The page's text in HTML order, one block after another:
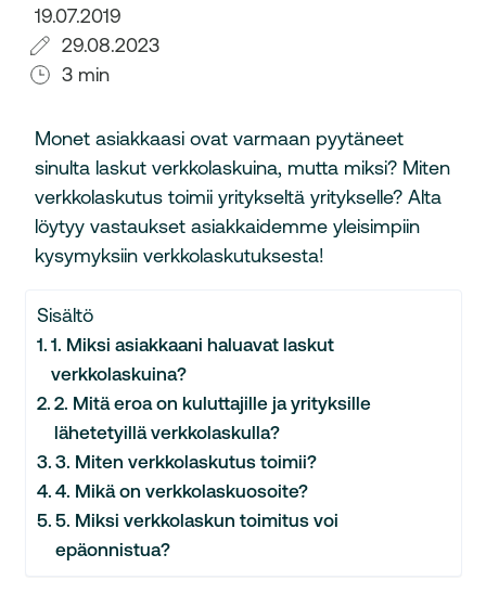
19.07.2019
29.08.2023
3 min
Monet asiakkaasi ovat varmaan pyytäneet
sinulta laskut verkkolaskuina, mutta miksi? Miten
verkkolaskutus toimii yritykseltä yritykselle? Alta
löytyy vastaukset asiakkaidemme yleisimpiin
kysymyksiin verkkolaskutuksesta!
Sisältö
1. Miksi asiakkaani haluavat laskut
verkkolaskuina?
2. Mitä eroa on kuluttajille ja yrityksille
lähetetyillä verkkolaskulla?
3. Miten verkkolaskutus toimii?
4. Mikä on verkkolaskuosoite?
5. Miksi verkkolaskun toimitus voi
epäonnistua?